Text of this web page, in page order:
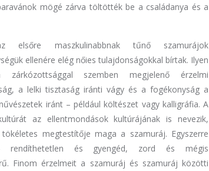
mögé zárva töltötték be a családanya és a
elsőre maszkulinabbnak tűnő szamurájok
ellenére elég nőies tulajdonságokkal bírtak. Ilyen
szemben megjelenő érzelmi
a lelki tisztaság iránti vágy és a fogékonyság a
iránt – például költészet vagy kalligráfia. A
az ellentmondások kultúrájának is nevezik,
tökéletes megtestítője maga a szamuráj. Egyszerre
és gyengéd, zord és mégis
Finom érzelmeit a szamuráj és szamuráj közötti